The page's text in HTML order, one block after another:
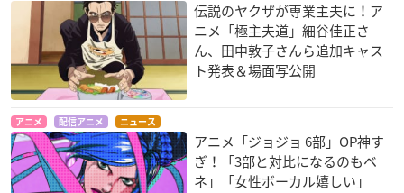
伝説のヤクザが専業主夫に！ア
ニメ「極主夫道」細谷佳正さ
ん、田中敦子さんら追加キャス
ト発表＆場面写公開
アニメ 配信アニメ ニュース
アニメ「ジョジョ 6部」OP神す
ぎ！「3部と対比になるのもベ
ネ」「女性ボーカル嬉しい」